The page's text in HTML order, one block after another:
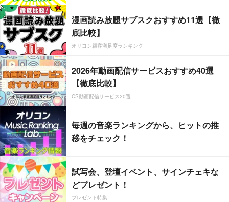
漫画読み放題サブスクおすすめ11選【徹
底比較】
オリコン顧客満足度ランキング
2026年動画配信サービスおすすめ40選
【徹底比較】
CS動画配信サービス20選
毎週の音楽ランキングから、ヒットの推
移をチェック！
試写会、登壇イベント、サインチェキな
どプレゼント！
プレゼント特集